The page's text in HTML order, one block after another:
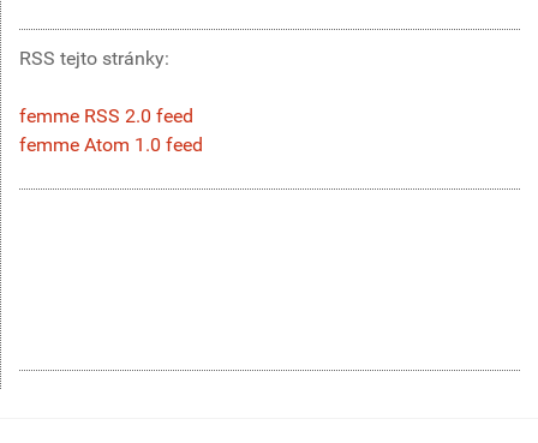
RSS tejto stránky:
femme RSS 2.0 feed
femme Atom 1.0 feed